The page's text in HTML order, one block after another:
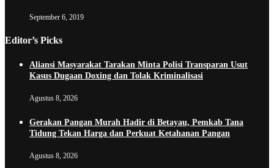
September 6, 2019
Editor’s Picks
Aliansi Masyarakat Tarakan Minta Polisi Transparan Usut
Kasus Dugaan Doxing dan Tolak Kriminalisasi
Agustus 8, 2026
Gerakan Pangan Murah Hadir di Betayau, Pemkab Tana
Tidung Tekan Harga dan Perkuat Ketahanan Pangan
Agustus 8, 2026